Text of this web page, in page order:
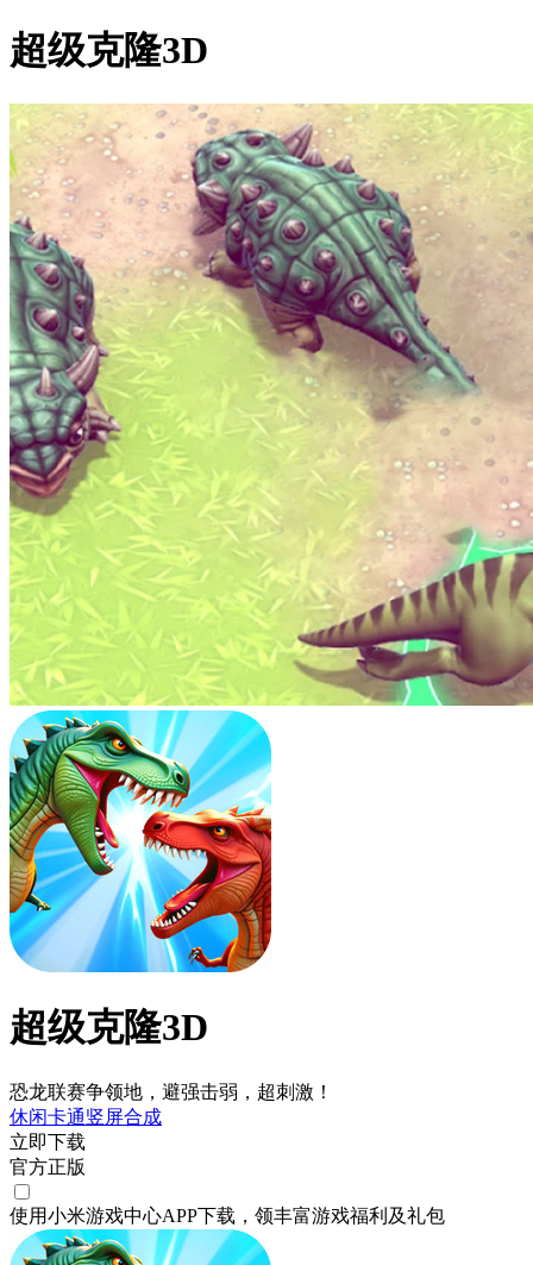
超级克隆3D
超级克隆3D
恐龙联赛争领地，避强击弱，超刺激！
休闲卡通竖屏合成
立即下载
官方正版
使用小米游戏中心APP下载 ，领丰富游戏福利 及礼包